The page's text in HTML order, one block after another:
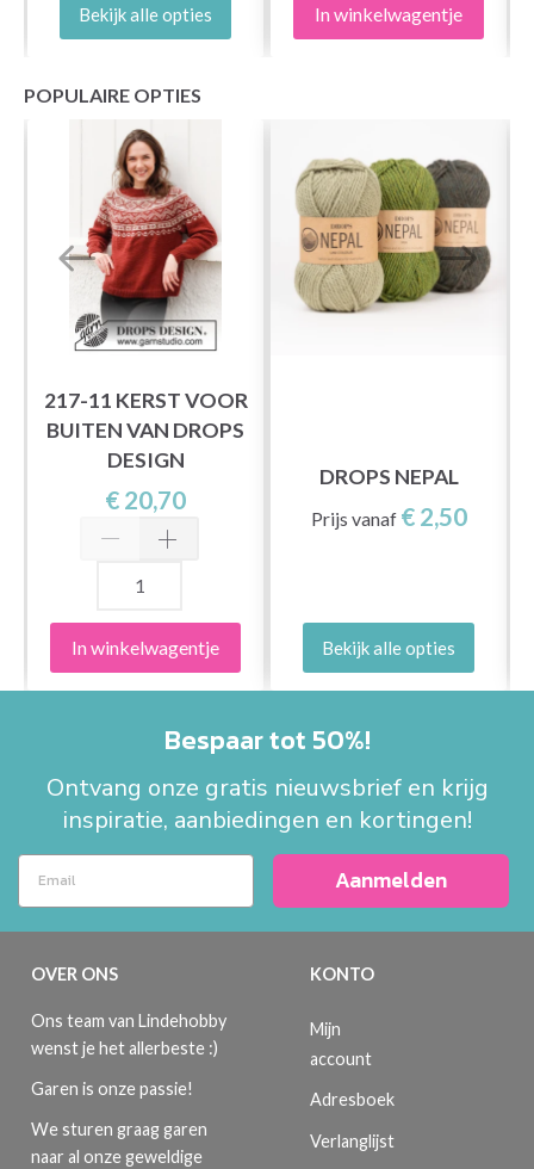
Bekijk alle opties In winkelwagentje
POPULAIRE OPTIES
217-11 KERST VOOR
BUITEN VAN DROPS
DESIGN
€ 20,70
In winkelwagentje
DROPS NEPAL
Prijs vanaf € 2,50
Bekijk alle opties
Bespaar tot 50%!
Ontvang onze gratis nieuwsbrief en krijg
inspiratie, aanbiedingen en kortingen!
Aanmelden
OVER ONS
Ons team van Lindehobby
wenst je het allerbeste :)
Garen is onze passie!
We sturen graag garen
naar al onze geweldige
KONTO
Mijn
account
Adresboek
Verlanglijst